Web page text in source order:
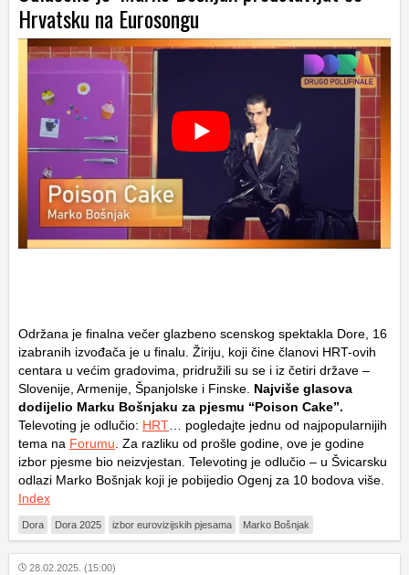
Hrvatsku na Eurosongu
Održana je finalna večer glazbeno scenskog spektakla Dore, 16
izabranih izvođača je u finalu. Žiriju, koji čine članovi HRT-ovih
centara u većim gradovima, pridružili su se i iz četiri države –
Slovenije, Armenije, Španjolske i Finske. Najviše glasova
dodijelio Marku Bošnjaku za pjesmu “Poison Cake”.
Televoting je odlučio: HRT … pogledajte jednu od najpopularnijih
tema na Forumu . Za razliku od prošle godine, ove je godine
izbor pjesme bio neizvjestan. Televoting je odlučio – u Švicarsku
odlazi Marko Bošnjak koji je pobijedio Ogenj za 10 bodova više.
Index
Dora Dora 2025 izbor eurovizijskih pjesama Marko Bošnjak
28.02.2025. (15:00)